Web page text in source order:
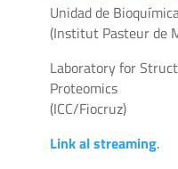
Unidad de
(Institut Pasteur de
Laboratory for
Proteomics
(ICC/Fiocruz)
Link al streaming.